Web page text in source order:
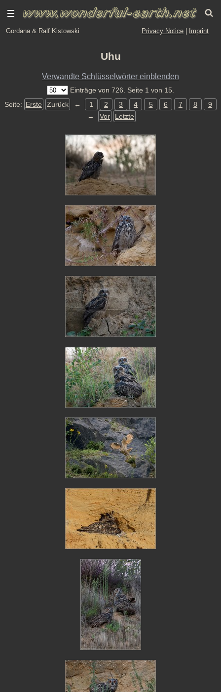
Gordana & Ralf Kistowski Privacy Notice Imprint
Uhu
Verwandte Schlüsselwörter einblenden
Einträge von 726. Seite 1 von 15.
Seite: Erste Zurück ← 1 2 3 4 5 6 7 8
9
→
Vor Letzte